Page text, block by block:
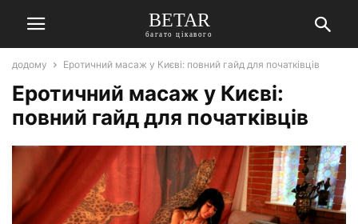
BETAR
багато цікавого
додому Еротичний масаж у Києві: повний гайд для початківців
Еротичний масаж у Києві:
повний гайд для початківців